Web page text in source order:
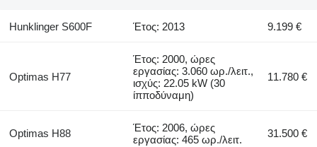
Hunklinger S600F Έτος: 2013 9.199 €
Optimas H77
Έτος: 2000, ώρες
εργασίας: 3.060 ωρ./λειτ.,
ισχύς: 22.05 kW (30
ίπποδύναμη)
11.780 €
Optimas H88
Έτος: 2006, ώρες
εργασίας: 465 ωρ./λειτ.
31.500 €